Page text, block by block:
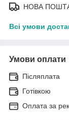
НОВА
Всі умови
Умови оплати
Післяплата
Готівкою
Оплата за